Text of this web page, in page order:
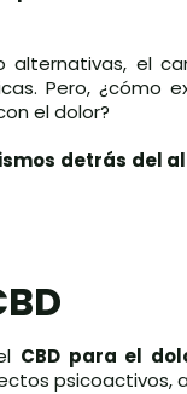
el
Pero,
el dolor?
detrás del
CBD para el
psicoactivos,